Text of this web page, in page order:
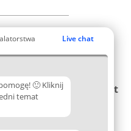
Live chat
🙂 Kliknij
temat
Plebiscyt
Lista
Kontakt